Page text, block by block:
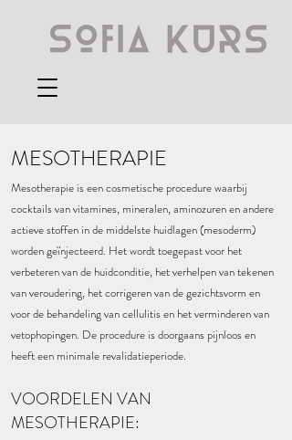
MESOTHERAPIE
Mesotherapie is een cosmetische procedure waarbij
cocktails van vitamines, mineralen, aminozuren en andere
actieve stoffen in de middelste huidlagen (mesoderm)
worden geïnjecteerd. Het wordt toegepast voor het
verbeteren van de huidconditie, het verhelpen van tekenen
van veroudering, het corrigeren van de gezichtsvorm en
voor de behandeling van cellulitis en het verminderen van
vetophopingen. De procedure is doorgaans pijnloos en
heeft een minimale revalidatieperiode.
VOORDELEN VAN
MESOTHERAPIE: